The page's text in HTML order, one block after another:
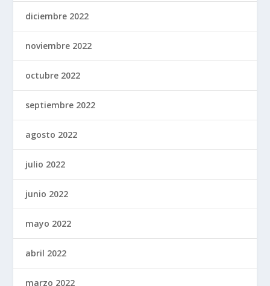
diciembre 2022
noviembre 2022
octubre 2022
septiembre 2022
agosto 2022
julio 2022
junio 2022
mayo 2022
abril 2022
marzo 2022